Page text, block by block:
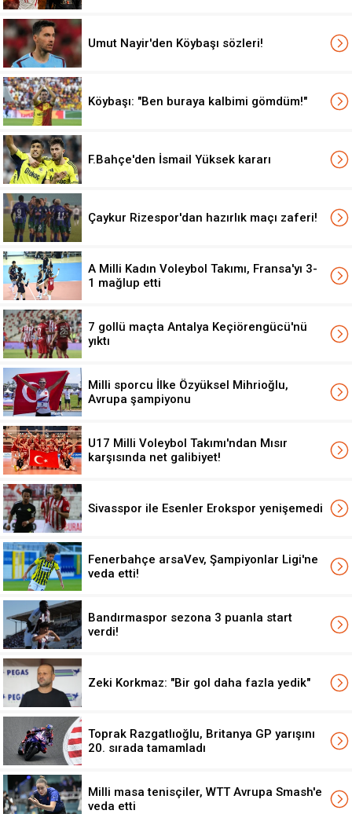
Umut Nayir'den Köybaşı sözleri!
Köybaşı: "Ben buraya kalbimi gömdüm!"
F.Bahçe'den İsmail Yüksek kararı
Çaykur Rizespor'dan hazırlık maçı zaferi!
A Milli Kadın Voleybol Takımı, Fransa'yı 3-
1 mağlup etti
7 gollü maçta Antalya Keçiörengücü'nü
yıktı
Milli sporcu İlke Özyüksel Mihrioğlu,
Avrupa şampiyonu
U17 Milli Voleybol Takımı'ndan Mısır
karşısında net galibiyet!
Sivasspor ile Esenler Erokspor yenişemedi
Fenerbahçe arsaVev, Şampiyonlar Ligi'ne
veda etti!
Bandırmaspor sezona 3 puanla start
verdi!
Zeki Korkmaz: "Bir gol daha fazla yedik"
Toprak Razgatlıoğlu, Britanya GP yarışını
20. sırada tamamladı
Milli masa tenisçiler, WTT Avrupa Smash'e
veda etti